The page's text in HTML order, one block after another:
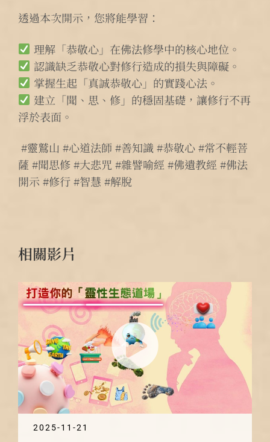
透過本次開示，您將能學習：
理解「恭敬心」在佛法修學中的核心地位。
認識缺乏恭敬心對修行造成的損失與障礙。
掌握生起「真誠恭敬心」的實踐心法。
建立「聞、思、修」的穩固基礎，讓修行不再
浮於表面。
#靈鷲山 #心道法師 #善知識 #恭敬心 #常不輕菩
薩 #聞思修 #大悲咒 #雜譬喻經 #佛遺教經 #佛法
開示 #修行 #智慧 #解脫
相關影片
2025-11-21